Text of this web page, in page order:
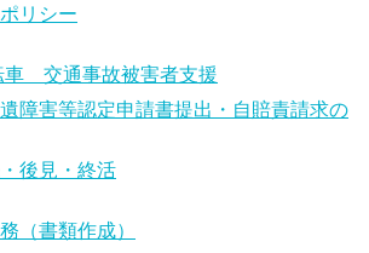
リシー
車 交通事故被害者支援
障害等認定申請書提出・自賠責請求の
後見・終活
（書類作成）